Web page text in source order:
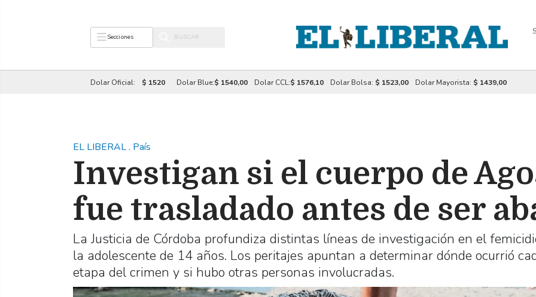
Secciones
Dolar Oficial: $ 1520 Dolar Blue:$ 1540,00 Dolar CCL:$ 1576,10 Dolar Bolsa: $ 1523,00 Dolar Mayorista: $ 1439,00
EL LIBERAL. País
Investigan si el cuerpo de
fue trasladado antes de ser
La Justicia de Córdoba profundiza distintas líneas de investigación en el
la adolescente de 14 años. Los peritajes apuntan a determinar dónde ocurrió
etapa del crimen y si hubo otras personas involucradas.